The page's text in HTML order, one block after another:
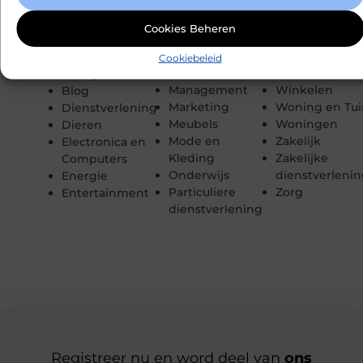
Cookies Beheren
Cookiebeleid
Blog
Dienstverlening
Dieren
Electronica en
Computers
Energie
Entertainment
Internet
marketing
Management
Marketing
Meubels
Mode en
Kleding
Onderwijs
Particuliere
dienstverlening
Winkelen
Woning en
Woningen
Zakelijk
Zakelijke
Zorg
Registreer nu en word deel van ons